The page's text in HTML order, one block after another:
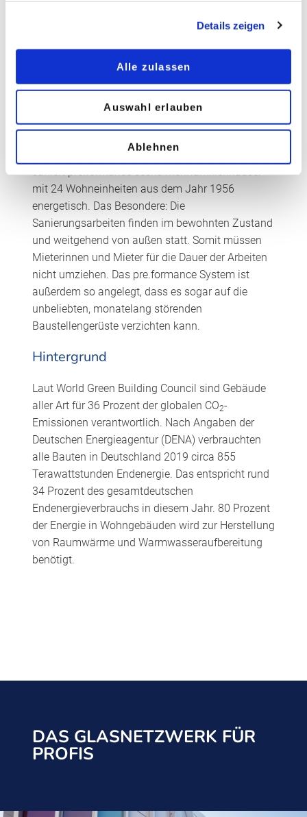
Details zeigen
Alle zulassen
Auswahl erlauben
Ablehnen
Reallabor ist angelehnt an das Energiesprong-
Prinzip (Deutsch: Energiesprung) aus den
Niederlanden. In dem innovativen
Sanierungsansatz stehen unter anderem ein hoher
Wohnkomfort und kurze Bauzeiten im Mittelpunkt.
Das Modell setzt auf Digitalisierung und
vorgefertigt werden. In Mönchengladbach-Hardt
saniert pre.formance sechs Mehrfamilienhäuser
mit 24 Wohneinheiten aus dem Jahr 1956
energetisch. Das Besondere: Die
Sanierungsarbeiten finden im bewohnten Zustand
und weitgehend von außen statt. Somit müssen
Mieterinnen und Mieter für die Dauer der Arbeiten
nicht umziehen. Das pre.formance System ist
außerdem so angelegt, dass es sogar auf die
unbeliebten, monatelang störenden
Baustellengerüste verzichten kann.
Hintergrund
Laut World Green Building Council sind Gebäude
aller Art für 36 Prozent der globalen CO2-
Emissionen verantwortlich. Nach Angaben der
Deutschen Energieagentur (DENA) verbrauchten
alle Bauten in Deutschland 2019 circa 855
Terawattstunden Endenergie. Das entspricht rund
34 Prozent des gesamtdeutschen
Endenergieverbrauchs in diesem Jahr. 80 Prozent
der Energie in Wohngebäuden wird zur Herstellung
von Raumwärme und Warmwasseraufbereitung
benötigt.
DAS GLASNETZWERK FÜR
PROFIS